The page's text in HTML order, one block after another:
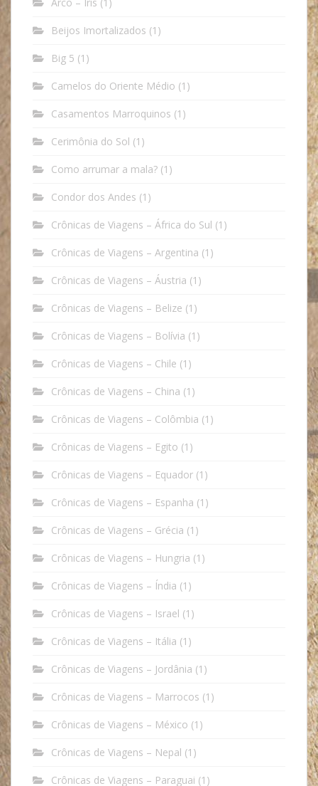
Arco – Íris (1)
Beijos Imortalizados (1)
Big 5 (1)
Camelos do Oriente Médio (1)
Casamentos Marroquinos (1)
Cerimônia do Sol (1)
Como arrumar a mala? (1)
Condor dos Andes (1)
Crônicas de Viagens – África do Sul (1)
Crônicas de Viagens – Argentina (1)
Crônicas de Viagens – Áustria (1)
Crônicas de Viagens – Belize (1)
Crônicas de Viagens – Bolívia (1)
Crônicas de Viagens – Chile (1)
Crônicas de Viagens – China (1)
Crônicas de Viagens – Colômbia (1)
Crônicas de Viagens – Egito (1)
Crônicas de Viagens – Equador (1)
Crônicas de Viagens – Espanha (1)
Crônicas de Viagens – Grécia (1)
Crônicas de Viagens – Hungria (1)
Crônicas de Viagens – Índia (1)
Crônicas de Viagens – Israel (1)
Crônicas de Viagens – Itália (1)
Crônicas de Viagens – Jordânia (1)
Crônicas de Viagens – Marrocos (1)
Crônicas de Viagens – México (1)
Crônicas de Viagens – Nepal (1)
Crônicas de Viagens – Paraguai (1)